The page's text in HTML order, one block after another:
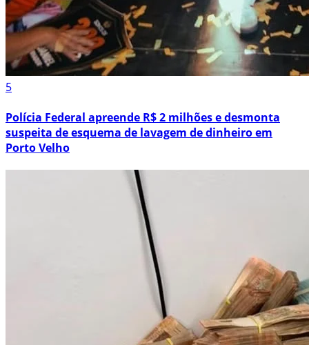
5
Polícia Federal apreende R$ 2 milhões e desmonta
suspeita de esquema de lavagem de dinheiro em
Porto Velho